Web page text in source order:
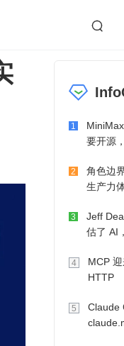

作
微服务架构
1
要开源
2
角色边
生产力
3
Jeff
估了 AI
4
MCP
HTTP
5
Claude